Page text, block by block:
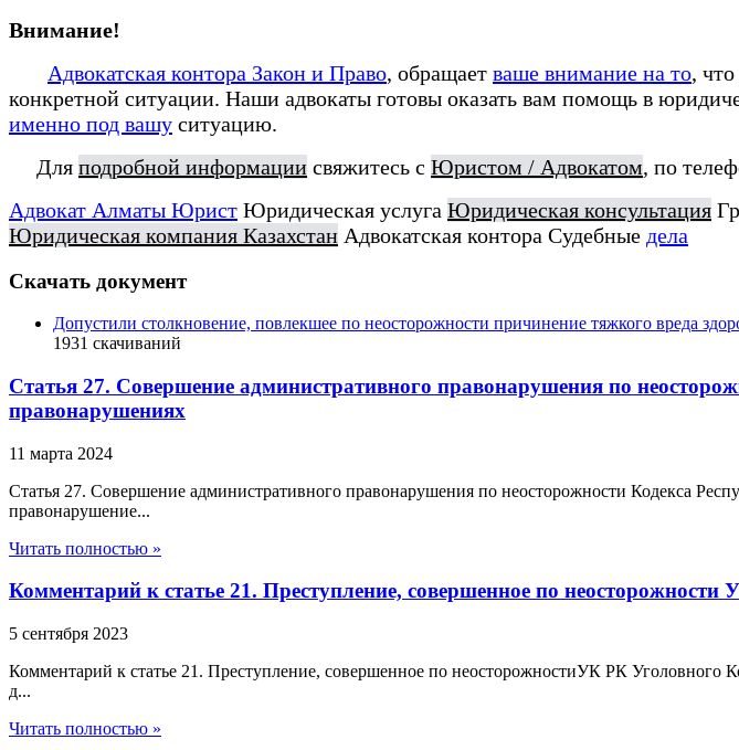
Внимание!
Адвокатская контора Закон и Право, обращает ваше внимание на то,
конкретной ситуации. Наши адвокаты готовы оказать вам помощь в
именно под вашу ситуацию.
Для подробной информации свяжитесь с Юристом / Адвокатом, по
Адвокат Алматы Юрист Юридическая услуга Юридическая консультация
Юридическая компания Казахстан Адвокатская контора Судебные дела
Скачать документ
Допустили столкновение, повлекшее по неосторожности причинение тяжкого вреда
1931 скачиваний
Статья 27. Совершение административного правонарушения по
правонарушениях
11 марта 2024
Статья 27. Совершение административного правонарушения по неосторожности Кодекса
правонарушение...
Читать полностью »
Комментарий к статье 21. Преступление, совершенное по
5 сентября 2023
Комментарий к статье 21. Преступление, совершенное по неосторожностиУК РК Уголовного
д...
Читать полностью »